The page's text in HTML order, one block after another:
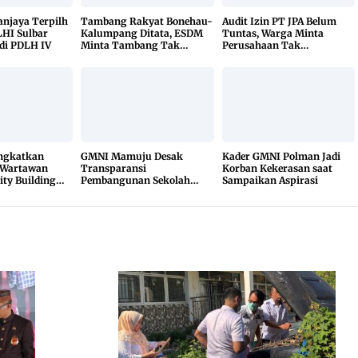
Terpilh
Sulbar
PDLH IV
Tambang Rakyat Bonehau-
Kalumpang Ditata, ESDM
Minta Tambang Tak
Audit Izin PT JPA Belum
Tuntas, Warga Minta
Perusahaan Tak
Building
GMNI Mamuju Desak
Transparansi
Pembangunan Sekolah
Material Dibuka
Kader GMNI Polman Jadi
Korban Kekerasan saat
Sampaikan Aspirasi